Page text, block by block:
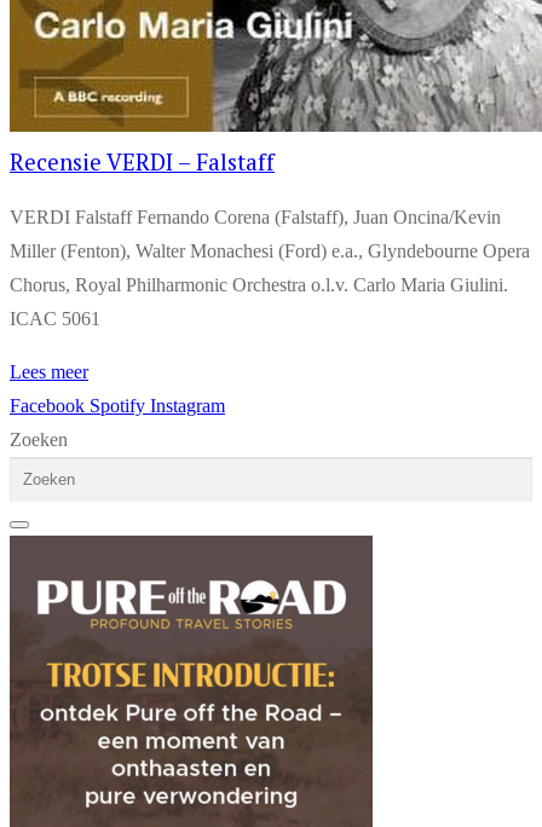
Recensie VERDI – Falstaff
VERDI Falstaff Fernando Corena (Falstaff), Juan Oncina/Kevin
Miller (Fenton), Walter Monachesi (Ford) e.a., Glyndebourne Opera
Chorus, Royal Philharmonic Orchestra o.l.v. Carlo Maria Giulini.
ICAC 5061
Lees meer
Facebook Spotify Instagram
Zoeken